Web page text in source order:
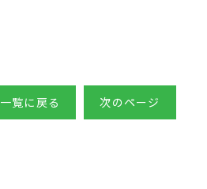
一覧に戻る 次のページ